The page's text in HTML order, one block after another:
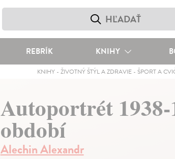
REBRÍK KNIHY
KNIHY -ŽIVOTNÝ ŠTÝL A ZDRAVIE - ŠPORT A
Autoportrét
období
Alechin Alexandr